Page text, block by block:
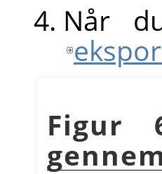
Når
Figur